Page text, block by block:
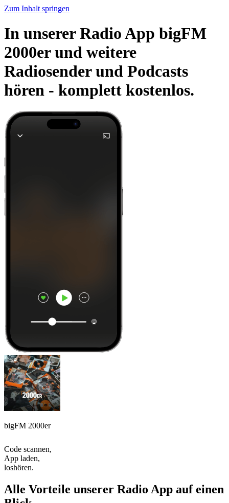
Zum Inhalt springen
In unserer Radio App bigFM
2000er und weitere
Radiosender und Podcasts
hören - komplett kostenlos.
bigFM 2000er
Code scannen,
App laden,
loshören.
Alle Vorteile unserer Radio App auf einen